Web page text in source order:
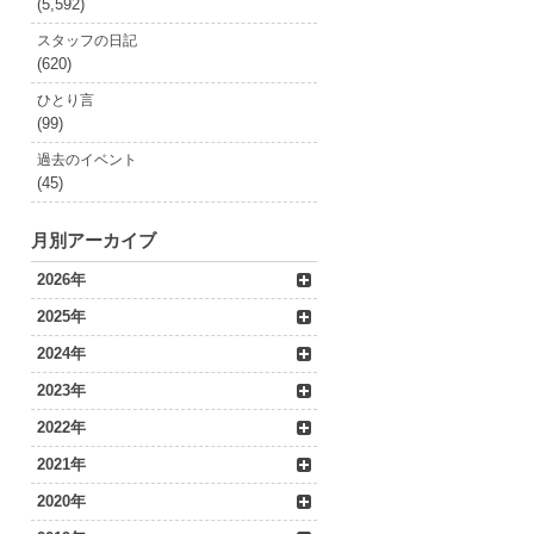
(5,592)
スタッフの日記
(620)
ひとり言
(99)
過去のイベント
(45)
月別アーカイブ
2026年
2025年
2024年
2023年
2022年
2021年
2020年